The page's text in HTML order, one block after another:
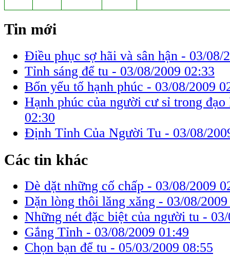
Tin mới
Điều phục sợ hãi và sân hận - 03/08/
Tỉnh sáng để tu - 03/08/2009 02:33
Bốn yếu tố hạnh phúc - 03/08/2009
Hạnh phúc của người cư sỉ trong
02:30
Định Tỉnh Của Người Tu - 03/08/
Các tin khác
Dè dặt những cố chấp - 03/08/2009
Dặn lòng thôi lăng xăng - 03/08/
Những nét đặc biệt của người tu -
Gắng Tỉnh - 03/08/2009 01:49
Chọn bạn để tu - 05/03/2009 08:55